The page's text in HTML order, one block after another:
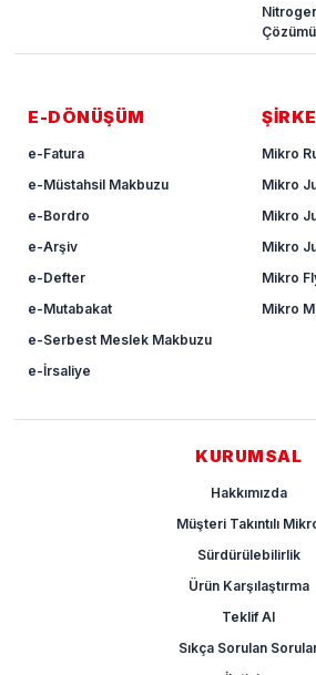
Çözümü
E-DÖNÜŞÜM
e-Fatura
e-Müstahsil Makbuzu
e-Bordro
e-Arşiv
e-Defter
e-Mutabakat
e-Serbest Meslek Makbuzu
e-İrsaliye
Mikro
Mikro
Mikro
Mikro
Mikro
Mikro
KURUMSAL
Hakkımızda
Müşteri Takıntılı
Sürdürülebilirlik
Ürün Karşılaştırma
Teklif Al
Sıkça Sorulan